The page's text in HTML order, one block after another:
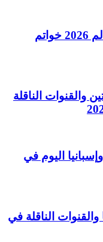
فيفا تعلن منح أبطال كأس العالم 2026 خواتم
والقنوات الناقلة
اليوم في
الناقلة في